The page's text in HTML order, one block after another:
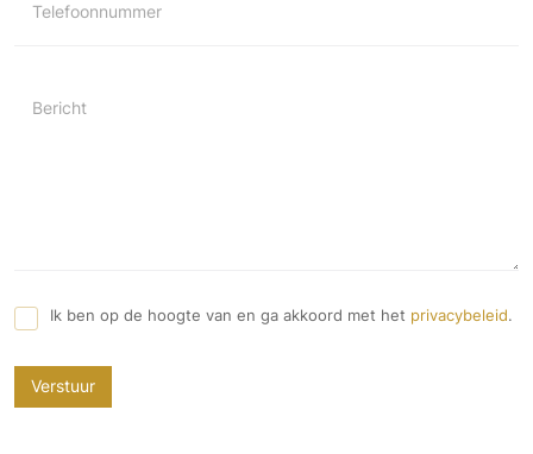
Telefoonnummer
Bericht
Ik ben op de hoogte van en ga akkoord met het privacybeleid.
Verstuur